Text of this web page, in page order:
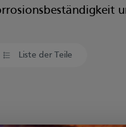
Liste der Teile